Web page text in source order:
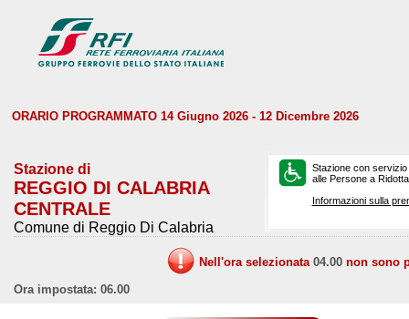
ORARIO PROGRAMMATO 14 Giugno 2026 - 12 Dicembre 2026
Stazione di
REGGIO DI CALABRIA
CENTRALE
Comune di Reggio Di Calabria
Stazione con
alle Persone a
Informazioni sulla
Nell'ora selezionata 04.00 non sono
Ora impostata: 06.00